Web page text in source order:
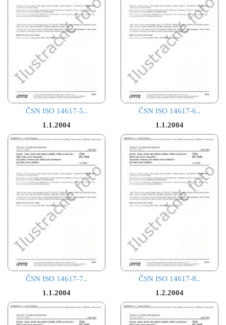
ČSN ISO 14617-5..
1.1.2004
ČSN ISO 14617-6..
1.1.2004
ČSN ISO 14617-7..
1.1.2004
ČSN ISO 14617-8..
1.2.2004